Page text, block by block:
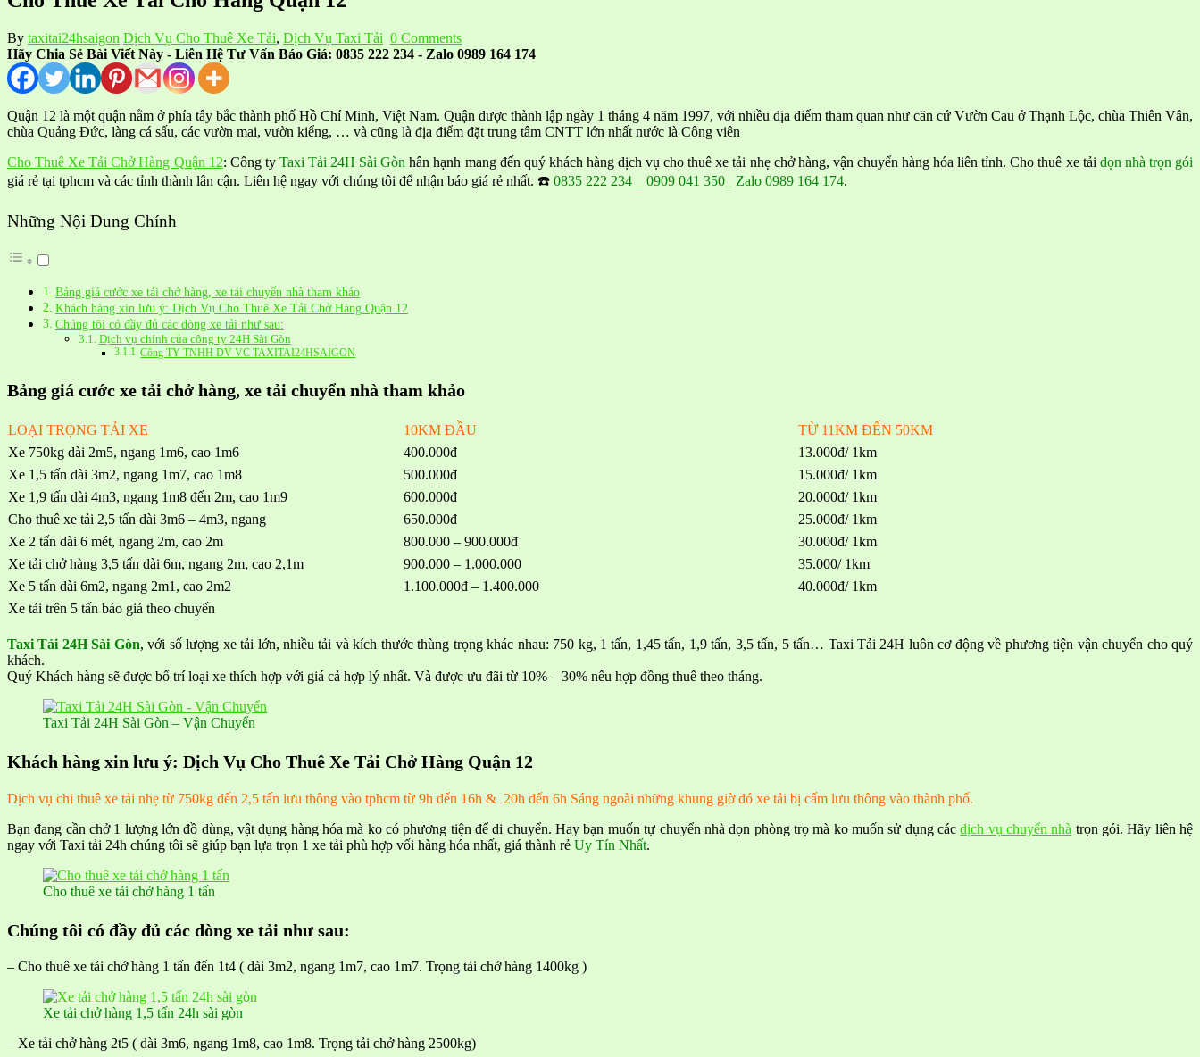
By taxitai24hsaigon Dịch Vụ Cho Thuê Xe Tải, Dịch Vụ Taxi Tải 0 Comments
Hãy Chia Sẻ Bài Viết Này - Liên Hệ Tư Vấn Báo Giá: 0835 222 234 - Zalo 0989 164 174
Quận 12 là một quận nằm ở phía tây bắc thành phố Hồ Chí Minh, Việt Nam. Quận được thành lập ngày 1 tháng 4 năm 1997, với nhiều địa điểm tham quan như căn cứ Vườn Cau ở Thạnh Lộc, chùa Thiên Vân,
chùa Quảng Đức, làng cá sấu, các vườn mai, vườn kiểng, … và cũng là địa điểm đặt trung tâm CNTT lớn nhất nước là Công viên
Cho Thuê Xe Tải Chở Hàng Quận 12: Công ty Taxi Tải 24H Sài Gòn hân hạnh mang đến quý khách hàng dịch vụ cho thuê xe tải nhẹ chở hàng, vận chuyển hàng hóa liên tỉnh. Cho thuê xe tải dọn nhà trọn gói
giá rẻ tại tphcm và các tỉnh thành lân cận. Liên hệ ngay với chúng tôi để nhận báo giá rẻ nhất. ☎️ 0835 222 234 _ 0909 041 350_ Zalo 0989 164 174.
Những Nội Dung Chính
Bảng giá cước xe tải chở hàng, xe tải chuyển nhà tham khảo
Khách hàng xin lưu ý: Dịch Vụ Cho Thuê Xe Tải Chở Hàng Quận 12
Chúng tôi có đầy đủ các dòng xe tải như sau:
Dịch vụ chính của công ty 24H Sài Gòn
Công TY TNHH DV VC TAXITAI24HSAIGON
Bảng giá cước xe tải chở hàng, xe tải chuyển nhà tham khảo
LOẠI TRỌNG TẢI XE 10KM ĐẦU
TỪ 11KM ĐẾN 50KM
Xe 750kg dài 2m5, ngang 1m6, cao 1m6
400.000đ
13.000đ/ 1km
Xe 1,5 tấn dài 3m2, ngang 1m7, cao 1m8
500.000đ
15.000đ/ 1km
Xe 1,9 tấn dài 4m3, ngang 1m8 đến 2m, cao 1m9
600.000đ
20.000đ/ 1km
Cho thuê xe tải 2,5 tấn dài 3m6 – 4m3, ngang
650.000đ
25.000đ/ 1km
Xe 2 tấn dài 6 mét, ngang 2m, cao 2m
800.000 – 900.000đ
30.000đ/ 1km
Xe tải chở hàng 3,5 tấn dài 6m, ngang 2m, cao 2,1m
900.000 – 1.000.000
35.000/ 1km
Xe 5 tấn dài 6m2, ngang 2m1, cao 2m2
1.100.000đ – 1.400.000
40.000đ/ 1km
Xe tải trên 5 tấn báo giá theo chuyến
Taxi Tải 24H Sài Gòn, với số lượng xe tải lớn, nhiều tải và kích thước thùng trọng khác nhau: 750 kg, 1 tấn, 1,45 tấn, 1,9 tấn, 3,5 tấn, 5 tấn… Taxi Tải 24H luôn cơ động về phương tiện vận chuyển cho quý
khách.
Quý Khách hàng sẽ được bố trí loại xe thích hợp với giá cả hợp lý nhất. Và được ưu đãi từ 10% – 30% nếu hợp đồng thuê theo tháng.
Taxi Tải 24H Sài Gòn – Vận Chuyển
Khách hàng xin lưu ý: Dịch Vụ Cho Thuê Xe Tải Chở Hàng Quận 12
Dịch vụ chi thuê xe tải nhẹ từ 750kg đến 2,5 tấn lưu thông vào tphcm từ 9h đến 16h & 20h đến 6h Sáng ngoài những khung giờ đó xe tải bị cấm lưu thông vào thành phố.
Bạn đang cần chở 1 lượng lớn đồ dùng, vật dụng hàng hóa mà ko có phương tiện để di chuyển. Hay bạn muốn tự chuyển nhà dọn phòng trọ mà ko muốn sử dụng cácdịch vụ chuyển nhà trọn gói. Hãy liên hệ
ngay với Taxi tải 24h chúng tôi sẽ giúp bạn lựa trọn 1 xe tải phù hợp vối hàng hóa nhất, giá thành rẻ Uy Tín Nhất.
Cho thuê xe tải chở hàng 1 tấn
Chúng tôi có đầy đủ các dòng xe tải như sau:
– Cho thuê xe tải chở hàng 1 tấn đến 1t4 ( dài 3m2, ngang 1m7, cao 1m7. Trọng tải chở hàng 1400kg )
Xe tải chở hàng 1,5 tấn 24h sài gòn
– Xe tải chở hàng 2t5 ( dài 3m6, ngang 1m8, cao 1m8. Trọng tải chở hàng 2500kg)